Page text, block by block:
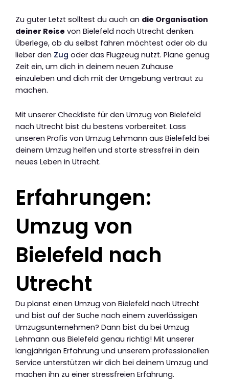
Zu guter Letzt solltest du auch an die Organisation
deiner Reise von Bielefeld nach Utrecht denken.
Überlege, ob du selbst fahren möchtest oder ob du
lieber den Zug oder das Flugzeug nutzt. Plane genug
Zeit ein, um dich in deinem neuen Zuhause
einzuleben und dich mit der Umgebung vertraut zu
machen.
Mit unserer Checkliste für den Umzug von Bielefeld
nach Utrecht bist du bestens vorbereitet. Lass
unseren Profis von Umzug Lehmann aus Bielefeld bei
deinem Umzug helfen und starte stressfrei in dein
neues Leben in Utrecht.
Erfahrungen:
Umzug von
Bielefeld nach
Utrecht
Du planst einen Umzug von Bielefeld nach Utrecht
und bist auf der Suche nach einem zuverlässigen
Umzugsunternehmen? Dann bist du bei Umzug
Lehmann aus Bielefeld genau richtig! Mit unserer
langjährigen Erfahrung und unserem professionellen
Service unterstützen wir dich bei deinem Umzug und
machen ihn zu einer stressfreien Erfahrung.